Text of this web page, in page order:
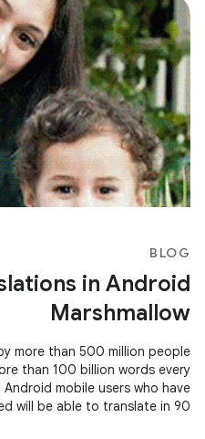
BLOG
in Android
Marshmallow
more than 500 million people
than 100 billion words every
mobile users who have
will be able to translate in 90